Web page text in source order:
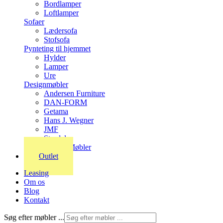
Bordlamper
Loftlamper
Sofaer
Lædersofa
Stofsofa
Pynteting til hjemmet
Hylder
Lamper
Ure
Designmøbler
Andersen Furniture
DAN-FORM
Getama
Hans J. Wegner
JMF
Stordal
Stouby Møbler
Outlet
Leasing
Om os
Blog
Kontakt
Søg efter møbler ...